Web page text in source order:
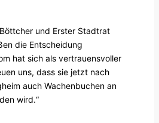
und Erster Stadtrat
die Entscheidung
hat sich als vertrauensvoller
uns, dass sie jetzt nach
auch Wachenbuchen an
wird.“